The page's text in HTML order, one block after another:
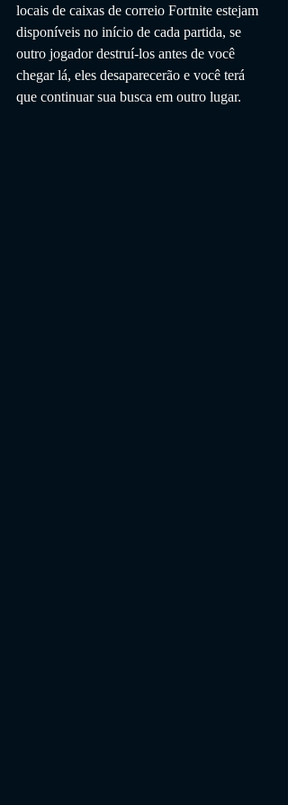
locais de caixas de correio Fortnite estejam
disponíveis no início de cada partida, se
outro jogador destruí-los antes de você
chegar lá, eles desaparecerão e você terá
que continuar sua busca em outro lugar.